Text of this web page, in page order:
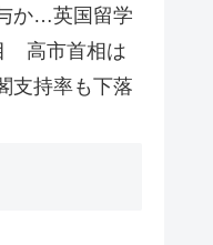
か…英国留学
高市首相は
支持率も下落